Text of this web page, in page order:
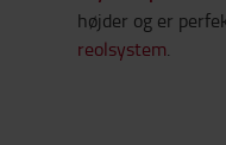
højder og er
reolsystem.